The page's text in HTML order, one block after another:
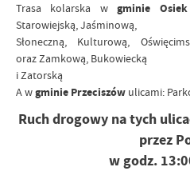
Trasa kolarska wgminie Osiek
Starowiejską, Jaśminową,
Słoneczną, Kulturową,
oraz Zamkową, Bukowiecką
i Zatorską
A wgminie Przeciszów ulicami:
Ruch drogowy na tych
przez
w godz.